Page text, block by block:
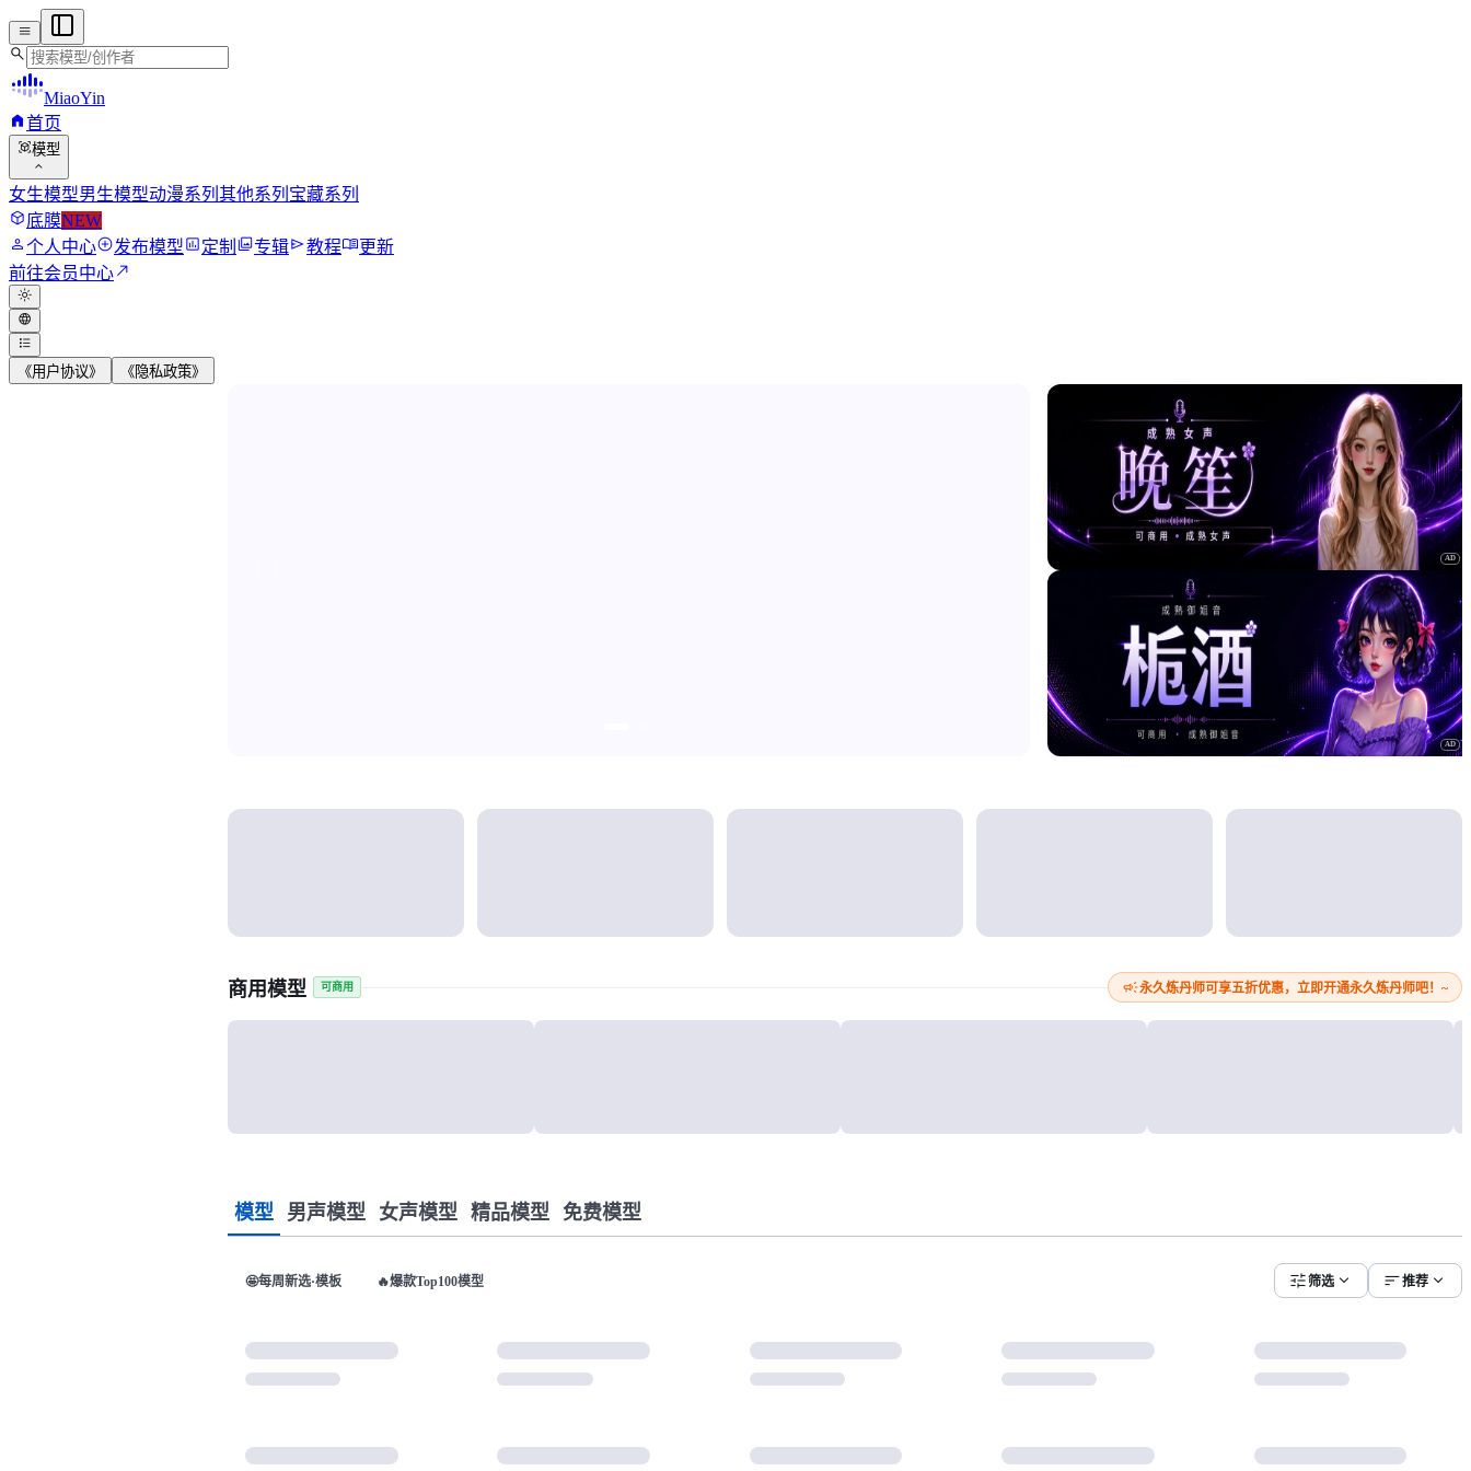
menu
search
MiaoYin
home首页
view_in_ar模型
expand_more
女生模型男生模型动漫系列 其他系列 宝藏系列
deployed_code底膜NEW
person个人中心add_circle发布模型assessment定制 photo_library专辑send教程menu_book更新
前往会员中心north_east
light_mode
language
format_list_bulleted
《用户协议》 《隐私政策》
AD
AD
Model categories
商用模型 可商用 campaign永久炼丹师可享五折优惠，立即开通永久炼丹师吧！~
模型 男声模型 女声模型 精品模型 免费模型
🤩每周新选·模板 🔥爆款Top100模型 tune筛选 expand_more sort推荐 expand_more